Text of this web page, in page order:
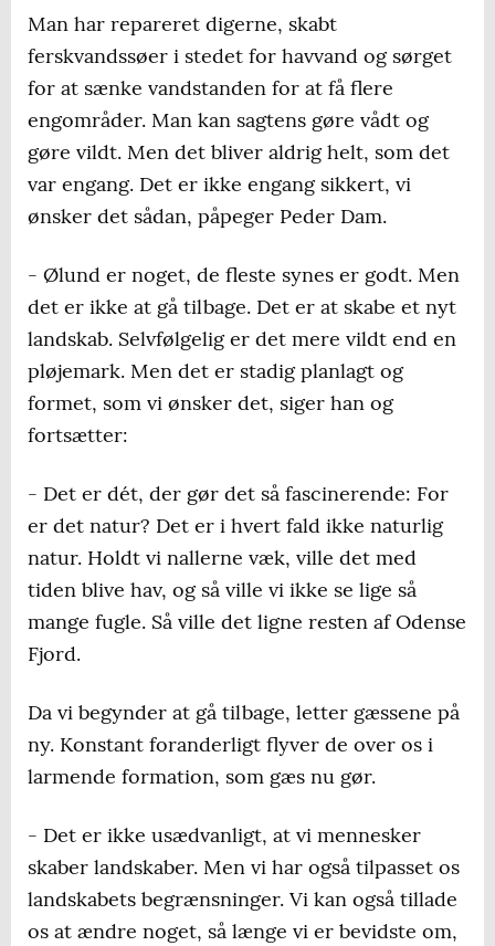
Man har repareret digerne, skabt
ferskvandssøer i stedet for havvand og sørget
for at sænke vandstanden for at få flere
engområder. Man kan sagtens gøre vådt og
gøre vildt. Men det bliver aldrig helt, som det
var engang. Det er ikke engang sikkert, vi
ønsker det sådan, påpeger Peder Dam.
- Ølund er noget, de fleste synes er godt. Men
det er ikke at gå tilbage. Det er at skabe et nyt
landskab. Selvfølgelig er det mere vildt end en
pløjemark. Men det er stadig planlagt og
formet, som vi ønsker det, siger han og
fortsætter:
- Det er dét, der gør det så fascinerende: For
er det natur? Det er i hvert fald ikke naturlig
natur. Holdt vi nallerne væk, ville det med
tiden blive hav, og så ville vi ikke se lige så
mange fugle. Så ville det ligne resten af Odense
Fjord.
Da vi begynder at gå tilbage, letter gæssene på
ny. Konstant foranderligt flyver de over os i
larmende formation, som gæs nu gør.
- Det er ikke usædvanligt, at vi mennesker
skaber landskaber. Men vi har også tilpasset os
landskabets begrænsninger. Vi kan også tillade
os at ændre noget, så længe vi er bevidste om,